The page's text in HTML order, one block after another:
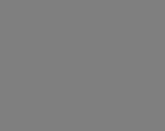
荷はございませんのでご了承く
ット
荷はございませんのでご了承
、ウエスト部分をやや絞ったス